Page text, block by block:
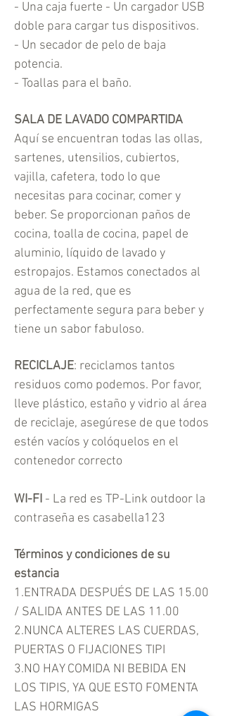
- Una caja fuerte - Un cargador USB
doble para cargar tus dispositivos.
- Un secador de pelo de baja
potencia.
- Toallas para el baño.
SALA DE LAVADO COMPARTIDA
Aquí se encuentran todas las ollas,
sartenes, utensilios, cubiertos,
vajilla, cafetera, todo lo que
necesitas para cocinar, comer y
beber. Se proporcionan paños de
cocina, toalla de cocina, papel de
aluminio, líquido de lavado y
estropajos. Estamos conectados al
agua de la red, que es
perfectamente segura para beber y
tiene un sabor fabuloso.
RECICLAJE: reciclamos tantos
residuos como podemos. Por favor,
lleve plástico, estaño y vidrio al área
de reciclaje, asegúrese de que todos
estén vacíos y colóquelos en el
contenedor correcto
WI-FI - La red es TP-Link outdoor la
contraseña es casabella123
Términos y condiciones de su
estancia
1.ENTRADA DESPUÉS DE LAS 15.00
/ SALIDA ANTES DE LAS 11.00
2.NUNCA ALTERES LAS CUERDAS,
PUERTAS O FIJACIONES TIPI
3.NO HAY COMIDA NI BEBIDA EN
LOS TIPIS, YA QUE ESTO FOMENTA
LAS HORMIGAS